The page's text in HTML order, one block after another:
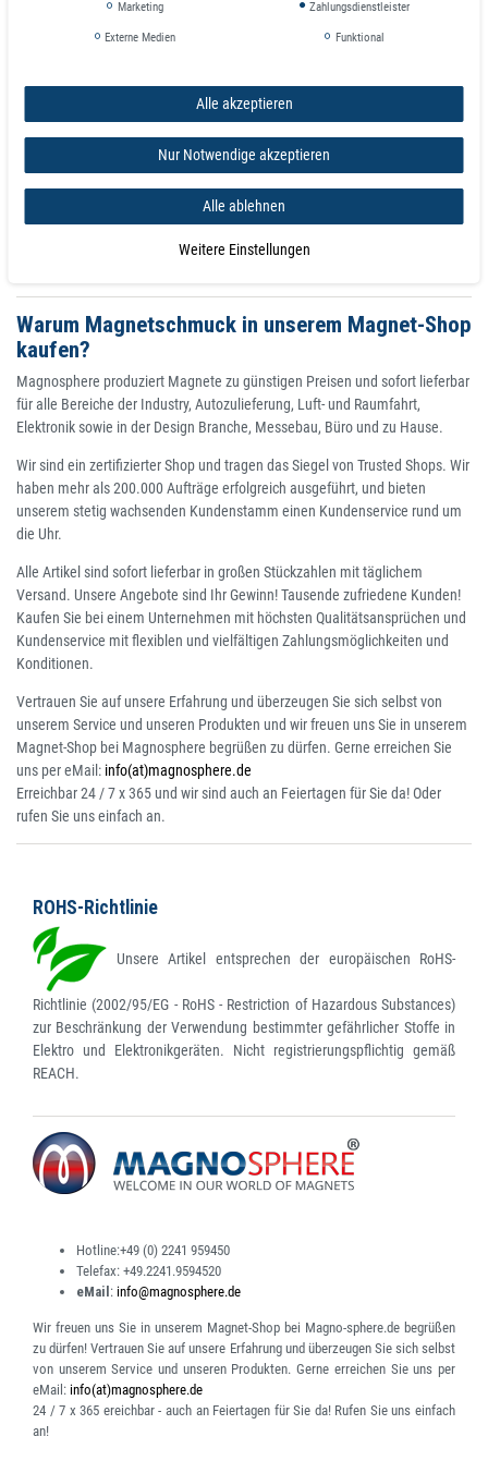
Magnetarmbänder chöne Armbänder aus Silicone, Germanium, Titan und
auch mit magnetischen Heilungseffekten. Die Magnettherapie oder
Magnetfeldtherapie kommt aus der Alternativmedizin. Hier werden
Patienten einem Magnetfeld ausgesetzt, das von außen auf den
Organismus wirkt. Das Energy Magnetarmband erzeugt mit den
eingesetzten Magneten ein lokales Magnetfeld, das eine positive Wirkung
Warum Magnetschmuck in unserem Magnet-Shop
kaufen?
Magnosphere produziert Magnete zu günstigen Preisen und sofort lieferbar
für alle Bereiche der Industry, Autozulieferung, Luft- und Raumfahrt,
Elektronik sowie in der Design Branche, Messebau, Büro und zu Hause.
Wir sind ein zertifizierter Shop und tragen das Siegel von Trusted Shops. Wir
haben mehr als 200.000 Aufträge erfolgreich ausgeführt, und bieten
unserem stetig wachsenden Kundenstamm einen Kundenservice rund um
die Uhr.
Alle Artikel sind sofort lieferbar in großen Stückzahlen mit täglichem
Versand. Unsere Angebote sind Ihr Gewinn! Tausende zufriedene Kunden!
Kaufen Sie bei einem Unternehmen mit höchsten Qualitätsansprüchen und
Kundenservice mit flexiblen und vielfältigen Zahlungsmöglichkeiten und
Konditionen.
Vertrauen Sie auf unsere Erfahrung und überzeugen Sie sich selbst von
unserem Service und unseren Produkten und wir freuen uns Sie in unserem
Magnet-Shop bei Magnosphere begrüßen zu dürfen. Gerne erreichen Sie
uns per eMail: info(at)magnosphere.de
Erreichbar 24 / 7 x 365 und wir sind auch an Feiertagen für Sie da! Oder
rufen Sie uns einfach an.
ROHS-Richtlinie
Unsere Artikel entsprechen der europäischen RoHS-
Richtlinie (2002/95/EG - RoHS - Restriction of Hazardous Substances)
zur Beschränkung der Verwendung bestimmter gefährlicher Stoffe in
Elektro und Elektronikgeräten. Nicht registrierungspflichtig gemäß
REACH.
Hotline:+49 (0) 2241 959450
Telefax: +49.2241.9594520
eMail : info@magnosphere.de
Wir freuen uns Sie in unserem Magnet-Shop bei Magno-sphere.de begrüßen
zu dürfen! Vertrauen Sie auf unsere Erfahrung und überzeugen Sie sich selbst
von unserem Service und unseren Produkten. Gerne erreichen Sie uns per
eMail: info(at)magnosphere.de
24 / 7 x 365 ereichbar- auch an Feiertagen für Sie da! Rufen Sie uns einfach
an!
Marketing Zahlungsdienstleister
Externe Medien Funktional
Alle akzeptieren
Nur Notwendige akzeptieren
Alle ablehnen
Weitere Einstellungen